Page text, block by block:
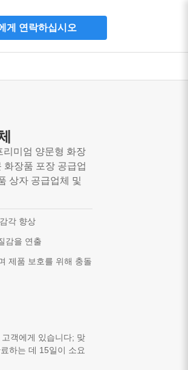
게 연락하십시오
리미엄 양문형 화장
화장품 포장 공급업
상자 공급업체 및
각 향상
감을 연출
제품 보호를 위해 충돌
객에게 있습니다; 맞
하는 데 15일이 소요